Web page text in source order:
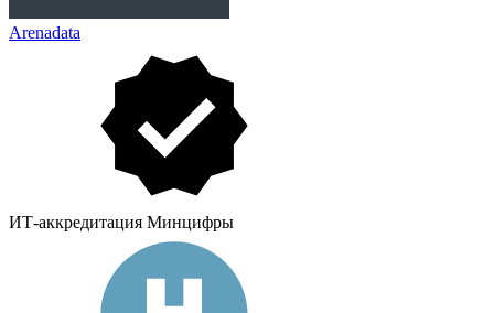
Arenadata
ИТ-аккредитация Минцифры